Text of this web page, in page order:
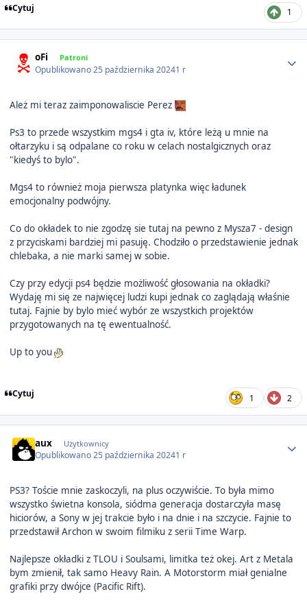
Cytuj 1
oFi Patroni
Opublikowano25 października 20241 r
Ależ mi teraz zaimponowaliscie Perez
Ps3 to przede wszystkim mgs4 i gta iv, które leżą u mnie na
ołtarzyku i są odpalane co roku w celach nostalgicznych oraz
"kiedyś to bylo".
Mgs4 to również moja pierwsza platynka więc ładunek
emocjonalny podwójny.
Co do okładek to nie zgodzę sie tutaj na pewno z Mysza7 - design
z przyciskami bardziej mi pasuję. Chodziło o przedstawienie jednak
chlebaka, a nie marki samej w sobie.
Czy przy edycji ps4 będzie możliwość głosowania na okładki?
Wydaję mi się ze najwięcej ludzi kupi jednak co zaglądają właśnie
tutaj. Fajnie by bylo mieć wybór ze wszystkich projektów
przygotowanych na tę ewentualność.
Up to you
Cytuj 1 2
aux Użytkownicy
Opublikowano25 października 20241 r
PS3? Toście mnie zaskoczyli, na plus oczywiście. To była mimo
wszystko świetna konsola, siódma generacja dostarczyła masę
hiciorów, a Sony w jej trakcie było i na dnie i na szczycie. Fajnie to
przedstawił Archon w swoim filmiku z serii Time Warp.
Najlepsze okładki z TLOU i Soulsami, limitka też okej. Art z Metala
bym zmienił, tak samo Heavy Rain. A Motorstorm miał genialne
grafiki przy dwójce (Pacific Rift).